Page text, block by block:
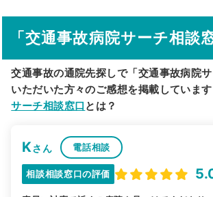
駅から探す 院
「交通事故病院サーチ相談
交通事故の通院先探しで「交通事故病院
いただいた方々のご感想を掲載していま
サーチ相談窓口 とは？
Kさん 電話相談
相談相談窓口の評価